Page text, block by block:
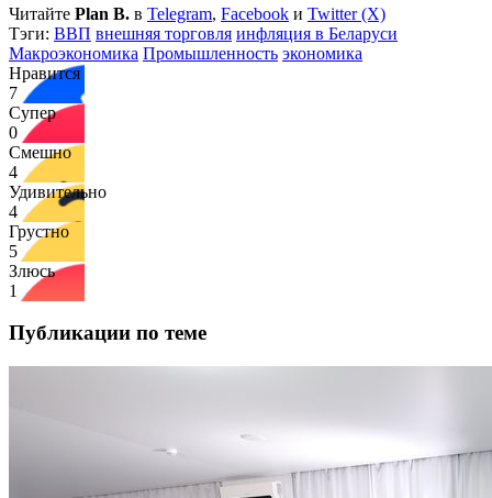
Читайте Plan B. в Telegram, Facebook и Twitter (X)
Тэги: ВВП внешняя торговля инфляция в Беларуси
Макроэкономика Промышленность экономика
Нравится
7
Супер
0
Смешно
4
Удивительно
4
Грустно
5
Злюсь
1
Публикации по теме